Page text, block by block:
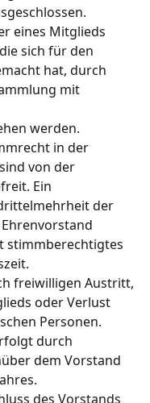
eines Mitglieds
sich für den
hat, durch
mit
werden.
in der
von der
Ein
der
stimmberechtigtes
freiwilligen Austritt,
oder Verlust
Personen.
durch
dem Vorstand
des Vorstands